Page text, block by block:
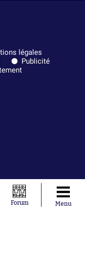
légales
Publicité
Forum Menu